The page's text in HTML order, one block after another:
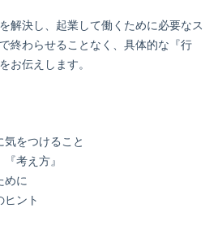
解決し、起業して働くために必要なス
終わらせることなく、具体的な『行
お伝えします。
気をつけること
考え方』
めに
ヒント